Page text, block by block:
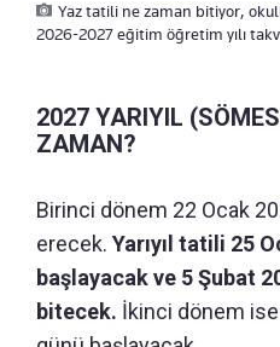
Yaz tatili ne zaman bitiyor,
2026-2027 eğitim öğretim yılı
2027 YARIYIL
ZAMAN?
Birinci dönem 22 Ocak
erecek. Yarıyıl tatili 25
başlayacak ve 5 Şubat
bitecek. İkinci dönem